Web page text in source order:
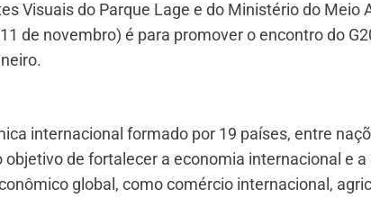
Visuais do Parque Lage e do Ministério do Meio
de novembro) é para promover o encontro do
internacional formado por 19 países, entre
de fortalecer a economia internacional e
global, como comércio internacional,